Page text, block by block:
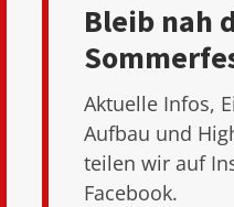
Bleib nah
Aktuelle Infos,
Aufbau und
teilen wir auf
Facebook.